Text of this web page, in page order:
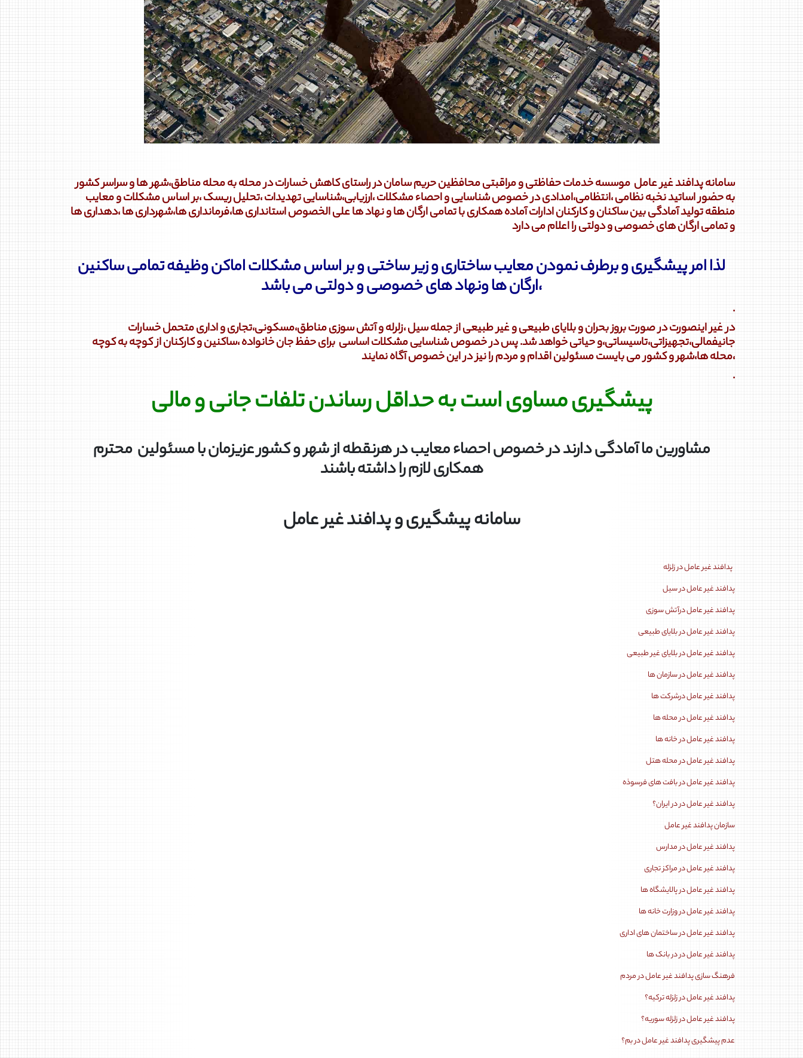
سامانه پدافند غیر عامل موسسه خدمات حفاظتی و مراقبتی محافظین حریم سامان در راستای کاهش خسارات در محله به محله مناطق،شهر ها و سراسر کشور
به حضور اساتید نخبه نظامی ،انتظامی،امدادی در خصوص شناسایی و احصاء مشکلات ،ارزیابی،شناسایی تهدیدات ،تحلیل ریسک ،بر اساس مشکلات و معایب
منطقه تولید آمادگی بین ساکنان و کارکنان ادارات آماده همکاری با تمامی ارگان ها و نهاد ها علی الخصوص استانداری ها،فرمانداری ها،شهرداری ها ،دهداری ها
و تمامی ارگان های خصوصی و دولتی را اعلام می دارد
لذا امر پیشگیری و برطرف نمودن معایب ساختاری و زیر ساختی و بر اساس مشکلات اماکن وظیفه تمامی ساکنین
،ارگان ها ونهاد های خصوصی و دولتی می باشد
.
در غیر اینصورت در صورت بروز بحران و بلایای طبیعی و غیر طبیعی از جمله سیل ،زلرله و آتش سوزی مناطق،مسکونی،تجاری و اداری متحمل خسارات
جانیفمالی،تجهیزاتی،تاسیساتی،و حیاتی خواهد شد.پس در خصوص شناسایی مشکلات اساسی برای حفظ جان خانواده ،ساکنین و کارکنان از کوچه به کوچه
،محله ها،شهر و کشور می بایست مسئولین اقدام و مردم را نیز در این خصوص آگاه نمایند
.
پیشگیری مساوی است به حداقل رساندن تلفات جانی و مالی
مشاورین ما آمادگی دارند در خصوص احصاء معایب در هرنقطه از شهر و کشور عزیزمان با مسئولین محترم
همکاری لازم را داشته باشند
سامانه پیشگیری و پدافند غیر عامل
پدافند غیر عامل در زلزله
پدافند غیر عامل در سیل
پدافند غیر عامل درآتش سوزی
پدافند غیر عامل در بلایای طبیعی
پدافند غیر عامل در بلایای غیر طبیعی
پدافند غیر عامل در سازمان ها
پدافند غیر عامل درشرکت ها
پدافند غیر عامل در محله ها
پدافند غیر عامل در خانه ها
پدافند غیر عامل در محله هتل
پدافند غیر عامل در بافت های فرسوذه
پدافند غیر عامل در در ایران؟
سازمان پدافند غیر عامل
پدافند غیر عامل در مدارس
پدافند غیر عامل در مراکز تجاری
پدافند غیر عامل در پالایشگاه ها
پدافند غیر عامل در وزارت خانه ها
پدافند غیر عامل در ساختمان های اداری
پدافند غیر عامل در در بانک ها
فرهنگ سازی پدافند غیر عامل در مردم
پدافند غیر عامل در زلزله ترکیه؟
پدافند غیر عامل در زلزله سوریه؟
عدم پیشگیری پدافند غیر عامل در بم؟